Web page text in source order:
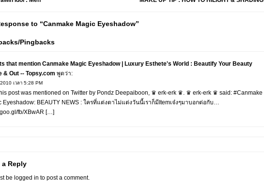
to “Canmake Magic Eyeshadow”
Pingbacks
that mention Canmake Magic Eyeshadow | Luxury Esthete's World : Beautify Your Beauty
& Out -- Topsy.com พูดว่า:
เวลา 5:28 PM
post was mentioned on Twitter by Pondz Deepaiboon, ♛ erk-erk ♛. ♛ erk-erk ♛ said: #Canmake
Eyeshadow: BEAUTY NEWS : ใครที่แต่งตาไม่แต่งวันนี้เราก็มีItemเจ๋งๆมาบอกต่อกับ…
fb/XBwAR […]
a Reply
be logged in to post a comment.